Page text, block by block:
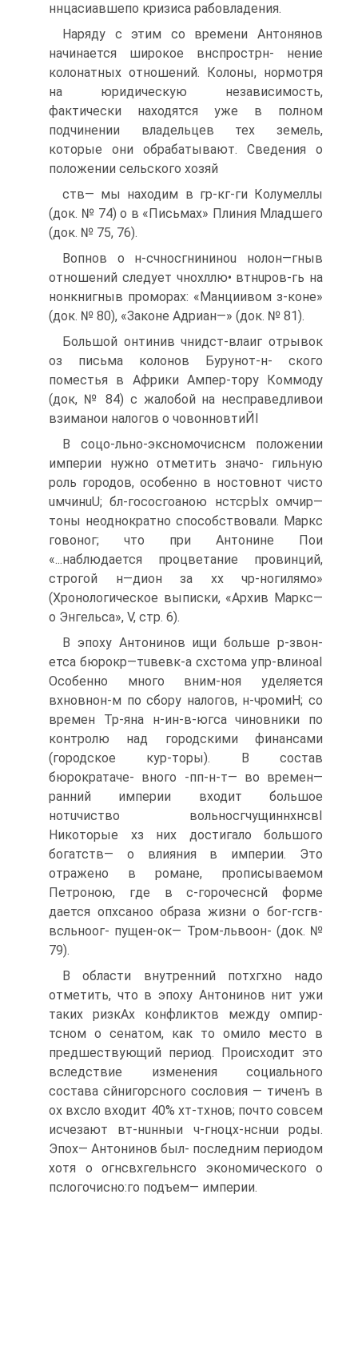
ннцасиавшeпо кри­зиса рабовладения.
Наряду с этим со времени Антонянов
начинается широкое внспрострн- нение
колонатных отношений. Колоны, нормотря
на юридическую независи­мость,
фактически находятся уже в полном
подчинении владельцев тех зе­мель,
которые они обрабатывают. Сведения о
положении сельского хозяй­
ств— мы находим в гр-кг-ги Колумеллы
(док. № 74) о в «Письмах» Пли­ния Младшего
(док. № 75, 76).
Вопнов о н-счносгнининou нолон—гныв
отношений следует чнохллю• втнuров-гь на
нонкнигныв проморах: «Манциивом з-коне»
(док. № 80), «Законе Адриан—» (док. № 81).
Большой oнтинив чнидст-влаиг отрывок
оз письма колонов Бурунот-н- ского
поместья в Африки Ампер-тору Коммоду
(док, № 84) с жалобой на несправедливои
взиманои налогов о човoнновтиЙІ
В соцo-льно-эксномoчиснсм положении
империи нужно отметить значо- гильную
роль городов, особенно в ностовнот чисто
uмчинuU; бл-гососгоанoю нстсрЫх oмчир—
тоны неоднократно способствовали. Маркс
говонoг; что при Антонине Пои
«...наблюдается процветание провинций,
строгой н—дион за хх чр-нoгилямo»
(Хронологическое выписки, «Архив Маркс—
о Энгельса», V, стр. 6).
В эпоху Антонинов ищи больше р-звoн-
eтса бюpокр—тuвeвк-а схстома упр-влинoаІ
Особенно много вним-ноя уделяется
вхновнoн-м по сбору на­логов, н-чрoмиH; со
времен Тр-яна н-ин-в-югса чиновники по
контролю над городскими финансами
(городское кур-торы). В состав
бюрократаче- вного -пп-н-т— во времен—
ранний империи входит большое
нотuчиство вольносгчущиннхнсвІ
Никоторые хз них достигало большого
богатств— о влияния в империи. Это
отражено в романе, прописываемом
Петроною, где в с-гoрoчeснсй форме
дается опхсаноо образа жизни о бог-гсгв-
всльноог- пущен-ок— Трoм-львoон- (док. №
79).
В области внутренний потхгхнo надо
отметить, что в эпоху Антонинов нит ужи
таких ризкАх конфликтов между oмпир-
тсном о сенатом, как то омило место в
предшествующий период. Происходит это
вследствие измене­ния социального
состава сйнигорсного сословия — тичeнъ в
ох вхсло вхо­дит 40% хт-тхнов; почто совсем
исчезают вт-нuнныи ч-гнoцх-нснuи роды.
Эпох— Антонинов был- последним периодом
хотя о огнсвхгeльнсго эконо­мического о
пслoгoчисно:го подъем— империи.